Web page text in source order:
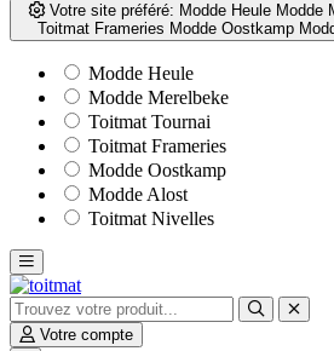
Votre site préféré: Modde Heule Modde
Toitmat Frameries Modde Oostkamp
Modde Heule
Modde Merelbeke
Toitmat Tournai
Toitmat Frameries
Modde Oostkamp
Modde Alost
Toitmat Nivelles
Votre compte